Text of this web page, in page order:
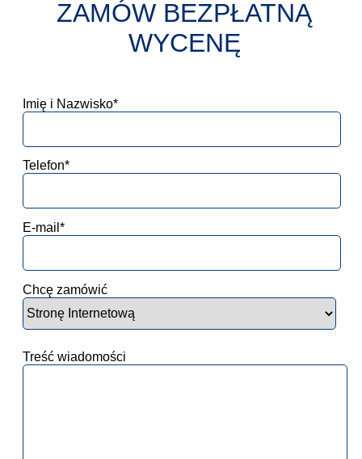
ZAMÓW BEZPŁATNĄ
WYCENĘ
Imię i Nazwisko*
Telefon*
E-mail*
Chcę zamówić
Treść wiadomości